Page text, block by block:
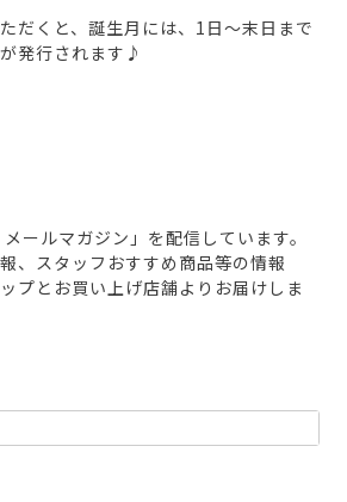
だくと、誕生月には、1日～末日まで
発行されます♪
ールマガジン」を配信しています。
、スタッフおすすめ商品等の情報
プとお買い上げ店舗よりお届けしま